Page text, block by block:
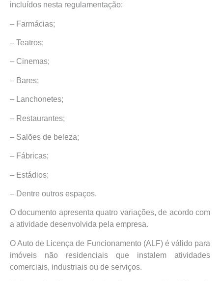
incluídos nesta regulamentação:
– Farmácias;
– Teatros;
– Cinemas;
– Bares;
– Lanchonetes;
– Restaurantes;
– Salões de beleza;
– Fábricas;
– Estádios;
– Dentre outros espaços.
O documento apresenta quatro variações, de acordo com
a atividade desenvolvida pela empresa.
O Auto de Licença de Funcionamento (ALF) é válido para
imóveis não residenciais que instalem atividades
comerciais, industriais ou de serviços.